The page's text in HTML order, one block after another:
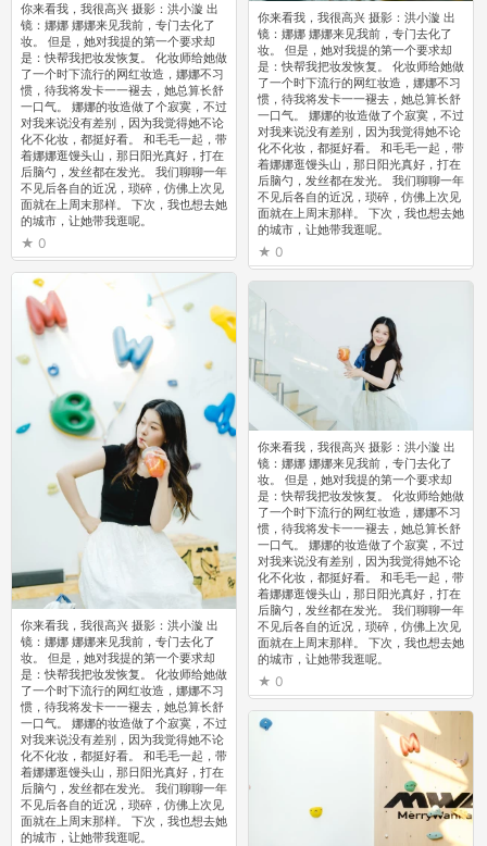
你来看我，我很高兴 摄影：洪小漩 出
镜：娜娜 娜娜来见我前，专门去化了
妆。 但是，她对我提的第一个要求却
是：快帮我把妆发恢复。 化妆师给她做
了一个时下流行的网红妆造，娜娜不习
惯，待我将发卡一一褪去，她总算长舒
一口气。 娜娜的妆造做了个寂寞，不过
对我来说没有差别，因为我觉得她不论
化不化妆，都挺好看。 和毛毛一起，带
着娜娜逛馒头山，那日阳光真好，打在
后脑勺，发丝都在发光。 我们聊聊一年
不见后各自的近况，琐碎，仿佛上次见
面就在上周末那样。 下次，我也想去她
的城市，让她带我逛呢。
0
你来看我，我很高兴 摄影：洪小漩 出
镜：娜娜 娜娜来见我前，专门去化了
妆。 但是，她对我提的第一个要求却
是：快帮我把妆发恢复。 化妆师给她做
了一个时下流行的网红妆造，娜娜不习
惯，待我将发卡一一褪去，她总算长舒
一口气。 娜娜的妆造做了个寂寞，不过
对我来说没有差别，因为我觉得她不论
化不化妆，都挺好看。 和毛毛一起，带
着娜娜逛馒头山，那日阳光真好，打在
后脑勺，发丝都在发光。 我们聊聊一年
不见后各自的近况，琐碎，仿佛上次见
面就在上周末那样。 下次，我也想去她
的城市，让她带我逛呢。
你来看我，我很高兴 摄影：洪小漩 出
镜：娜娜 娜娜来见我前，专门去化了
妆。 但是，她对我提的第一个要求却
是：快帮我把妆发恢复。 化妆师给她做
了一个时下流行的网红妆造，娜娜不习
惯，待我将发卡一一褪去，她总算长舒
一口气。 娜娜的妆造做了个寂寞，不过
对我来说没有差别，因为我觉得她不论
化不化妆，都挺好看。 和毛毛一起，带
着娜娜逛馒头山，那日阳光真好，打在
后脑勺，发丝都在发光。 我们聊聊一年
不见后各自的近况，琐碎，仿佛上次见
面就在上周末那样。 下次，我也想去她
的城市，让她带我逛呢。
0
你来看我，我很高兴 摄影：洪小漩 出
镜：娜娜 娜娜来见我前，专门去化了
妆。 但是，她对我提的第一个要求却
是：快帮我把妆发恢复。 化妆师给她做
了一个时下流行的网红妆造，娜娜不习
惯，待我将发卡一一褪去，她总算长舒
一口气。 娜娜的妆造做了个寂寞，不过
对我来说没有差别，因为我觉得她不论
化不化妆，都挺好看。 和毛毛一起，带
着娜娜逛馒头山，那日阳光真好，打在
后脑勺，发丝都在发光。 我们聊聊一年
不见后各自的近况，琐碎，仿佛上次见
面就在上周末那样。 下次，我也想去她
的城市，让她带我逛呢。
0